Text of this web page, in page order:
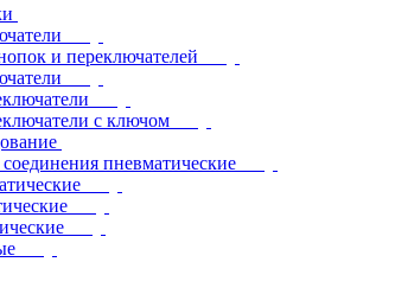
и переключателей
с ключом
пневматические